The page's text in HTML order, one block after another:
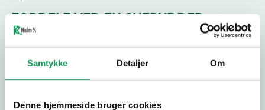
Samtykke Detaljer Om
Denne hjemmeside bruger cookies
FORDELE VED EN SNERYDDER
FEJEMASKINE:
Du sparer tid, som kan bruges på andre
værdiskabende aktiviteter